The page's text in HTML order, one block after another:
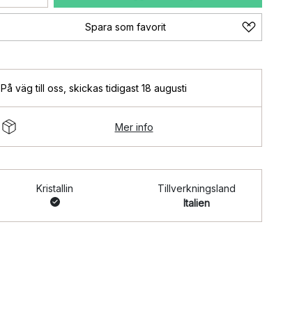
Spara som favorit
På väg till oss skickas tidigast 18 augusti
Mer info
Kristallin
Tillverkningsland
Italien